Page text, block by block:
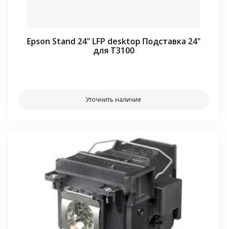
Epson Stand 24" LFP desktop Подставка 24"
для T3100
Уточнить наличие